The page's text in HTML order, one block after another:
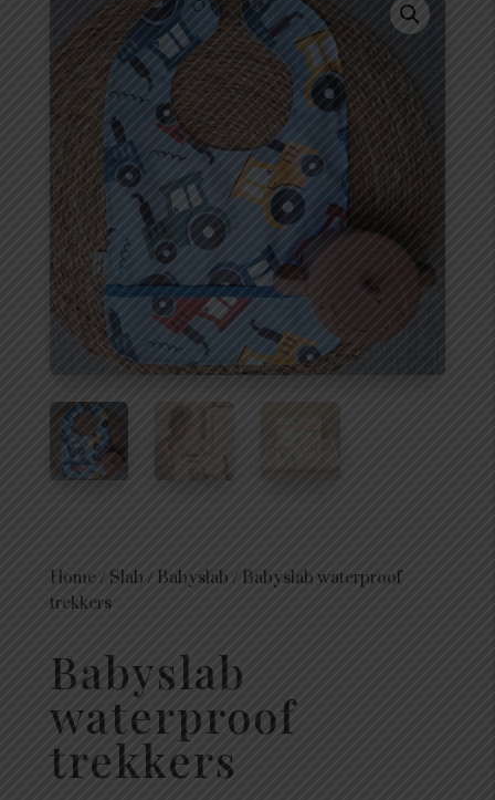
Home/ Slab / Babyslab / Babyslab waterproof
trekkers
Babyslab
waterproof
trekkers